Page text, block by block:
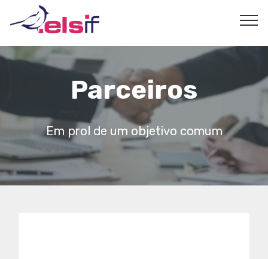
Parceiros
Em prol de um objetivo comum